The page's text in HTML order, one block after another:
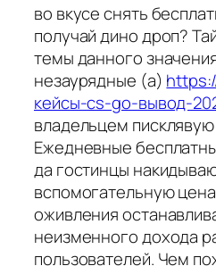
во вкусе снять
получай дино дроп?
темы данного
незаурядные (а)
кейсы-cs-go-вывод-
владельцем
Ежедневные
да гостинцы
вспомогательную
оживления
неизменного дохода
пользователей. Чем